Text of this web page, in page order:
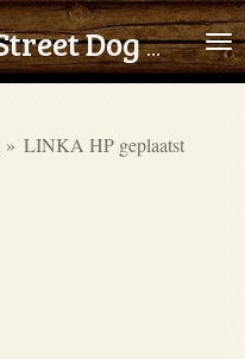
Rudozem Street Dog Rescue
» LINKA HP geplaatst